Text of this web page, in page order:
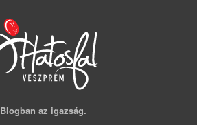
Blogban az igazság.